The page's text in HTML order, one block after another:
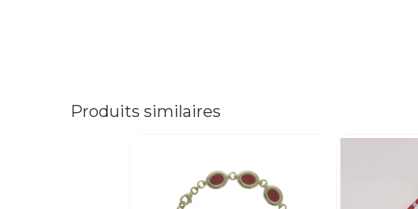
Produits similaires